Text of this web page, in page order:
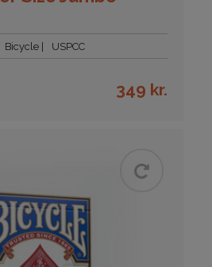
Bicycle USPCC
349 kr.